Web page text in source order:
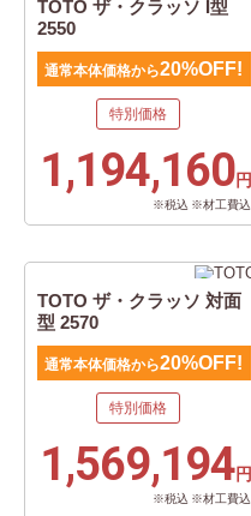
TOTO ザ・クラッソ I型
2550
通常本体価格から20%OFF!
特別価格
1,194,160円
※税込 ※材工費込
TOTO ザ・クラッソ 対面
型 2570
通常本体価格から20%OFF!
特別価格
1,569,194円
※税込 ※材工費込